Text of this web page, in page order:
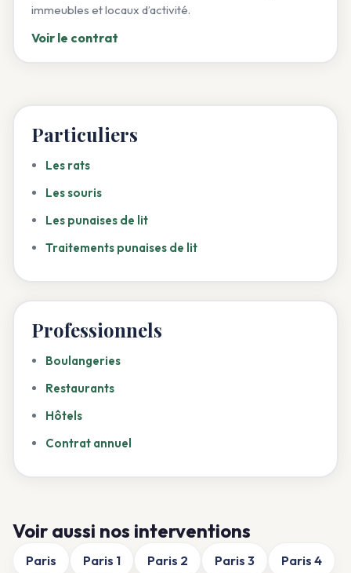
immeubles et locaux d’activité.
Voir le contrat
Particuliers
Les rats
Les souris
Les punaises de lit
Traitements punaises de lit
Professionnels
Boulangeries
Restaurants
Hôtels
Contrat annuel
Voir aussi nos interventions
Paris Paris 1 Paris 2 Paris 3 Paris 4